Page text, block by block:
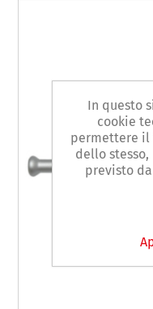
In questo
cookie
permettere il
dello
previsto